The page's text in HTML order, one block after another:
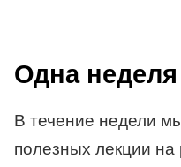
Одна
В течение недели
полезных лекции